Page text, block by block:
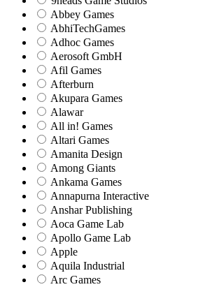
Abbey Games
AbhiTechGames
Adhoc Games
Aerosoft GmbH
Afil Games
Afterburn
Akupara Games
Alawar
All in! Games
Altari Games
Amanita Design
Among Giants
Ankama Games
Annapurna Interactive
Anshar Publishing
Aoca Game Lab
Apollo Game Lab
Apple
Aquila Industrial
Arc Games